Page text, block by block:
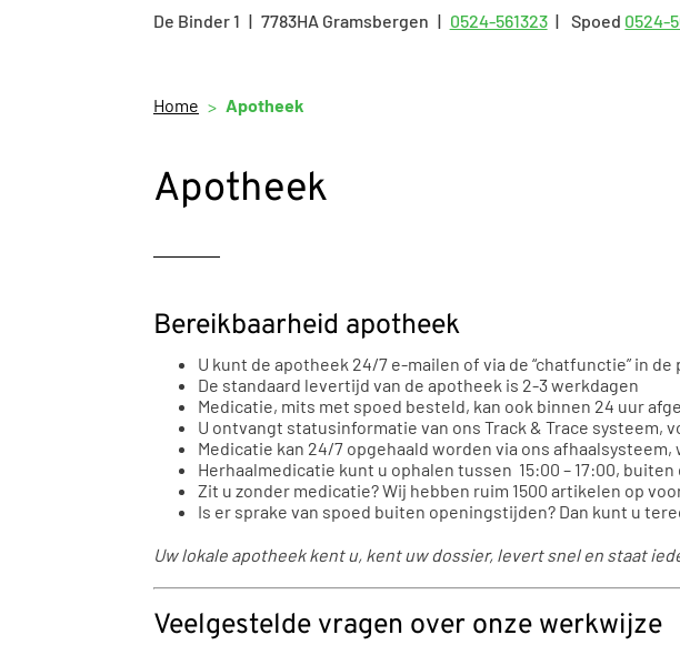
De Binder1 7783HA Gramsbergen Tel:
0524-561323 Spoed 0524-
Home Apotheek
Apotheek
Bereikbaarheid apotheek
U kunt de apotheek 24/7 e-mailen of via de “chatfunctie” in
De standaard levertijd van de apotheek is 2-3 werkdagen
Medicatie, mits met spoed besteld, kan ook binnen 24 uur
U ontvangt statusinformatie van ons Track & Trace systeem,
Medicatie kan 24/7 opgehaald worden via ons
Herhaalmedicatie kunt u ophalen tussen 15:00 – 17:00,
Zit u zonder medicatie? Wij hebben ruim 1500 artikelen op
Is er sprake van spoed buiten openingstijden? Dan kunt u
Uw lokale apotheek kent u, kent uw dossier, levert snel en staat
Veelgestelde vragen over onze werkwijze